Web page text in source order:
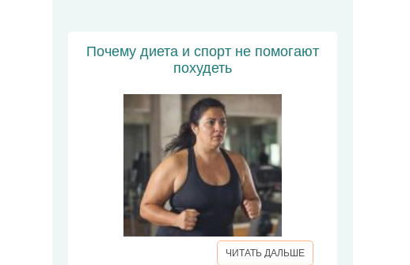
Почему диета и спорт не помогают
похудеть
ЧИТАТЬ ДАЛЬШЕ